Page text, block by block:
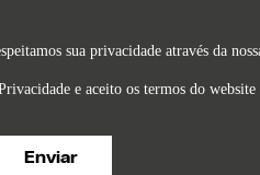
sua privacidade através da
e aceito os termos do website